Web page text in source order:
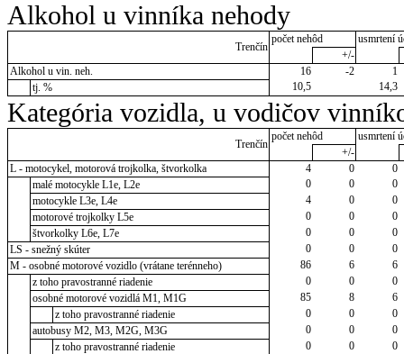
Alkohol u vinníka nehody
Trenčín
počet nehôd
usmrtení
+/-
Alkohol u vin. neh.
16 -2
1
tj. %
10,5 14,3
Kategória vozidla, u vodičov
Trenčín
počet nehôd
usmrtení
+/-
L - motocykel, motorová trojkolka, štvorkolka
4 0
0
malé motocykle L1e, L2e
0 0
0
motocykle L3e, L4e
4 0
0
motorové trojkolky L5e
0 0
0
štvorkolky L6e, L7e
0 0
0
LS - snežný skúter
0 0
0
M - osobné motorové vozidlo (vrátane terénneho)
86 6
6
z toho pravostranné riadenie
0 0
0
osobné motorové vozidlá M1, M1G
85 8
6
z toho pravostranné riadenie
0 0
0
autobusy M2, M3, M2G, M3G
0 0
0
z toho pravostranné riadenie
0 0
0